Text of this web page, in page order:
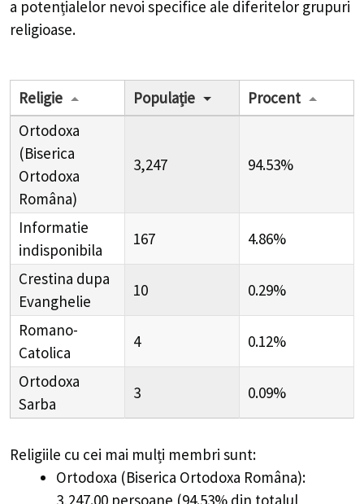
a potențialelor nevoi specifice ale diferitelor grupuri
religioase.
Religie Populație
Procent
Ortodoxa
(Biserica
Ortodoxa
Româna)
3,247 94.53%
Informatie
indisponibila
167 4.86%
Crestina dupa
Evanghelie
10 0.29%
Romano-
Catolica
4 0.12%
Ortodoxa
Sarba
3 0.09%
Religiile cu cei mai mulți membri sunt:
Ortodoxa (Biserica Ortodoxa Româna):